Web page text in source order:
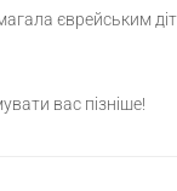
єврейським
вас пізніше!